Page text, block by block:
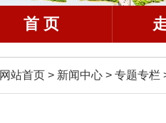
首 页
网站首页 > 新闻中心 > 专题专栏